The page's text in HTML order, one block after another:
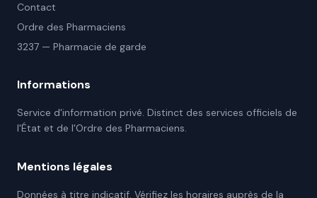
Contact
Ordre des Pharmaciens
3237 — Pharmacie de garde
Informations
Service d'information privé. Distinct des services officiels de
l'État et de l'Ordre des Pharmaciens.
Mentions légales
Données à titre indicatif. Vérifiez les horaires auprès de la